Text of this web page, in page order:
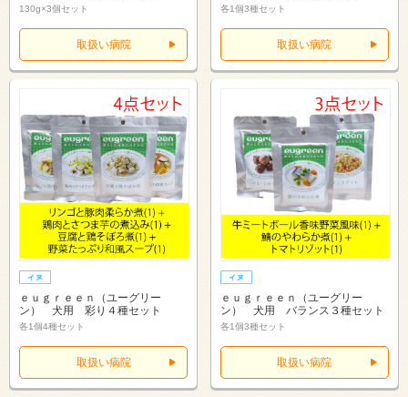
130g×3個セット
取扱い病院
各1個3種セット
取扱い病院
ｅｕｇｒｅｅｎ（ユーグリー
ン） 犬用 彩り４種セット
各1個4種セット
取扱い病院
ｅｕｇｒｅｅｎ（ユーグリー
ン） 犬用 バランス３種セット
各1個3種セット
取扱い病院